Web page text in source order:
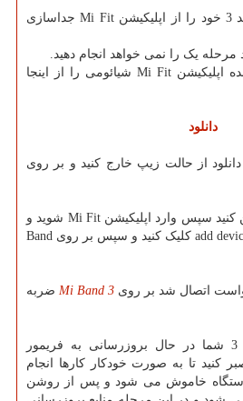
می بند 3 خود را از اپلیکیشن Mi Fit جداسازی
نسخه اصلاح شده اپلیکیشن Mi Fit شیائومی را از اینجا
دانلود
از حالت زیپ خارج کنید و بر روی
بلوتوث را روشن کنید سپس وارد اپلیکیشن Mi Fit شوید و
از بخش پروفایل بر روی add device کلیک کنید و سپس بر روی Band
اتصال شد بر روی Mi Band 3 ضربه
اکنون می بند 3 شما در حال بروزرسانی به فریمور
کنید تا به صورت خودکار کارها انجام
خاموش می شود و پس از روشن